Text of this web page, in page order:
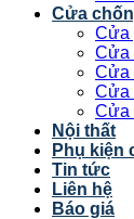
Cửa
Cửa
Cửa
Cửa
Cửa
Cửa
Nội thất
Phụ kiện
Tin tức
Liên hệ
Báo giá